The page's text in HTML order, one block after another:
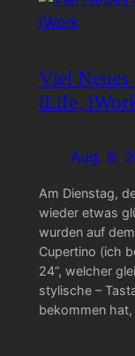
Viel Neues
iLife,
Aug. 9,
Am Dienstag,
wieder etwas
wurden auf
Cupertino (ich
24“, welcher
stylische –
bekommen